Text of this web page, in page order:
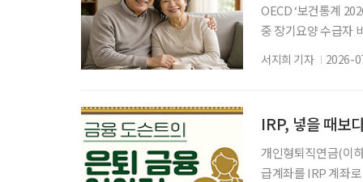
OECD ‘보건통계
중 장기요양 수급자
(OECD) 평균을 웃
이 길어진 것과 달
서지희 기자 2026-
IRP, 넣을 때보
개인형퇴직연금(이
급계좌를 IRP 계좌